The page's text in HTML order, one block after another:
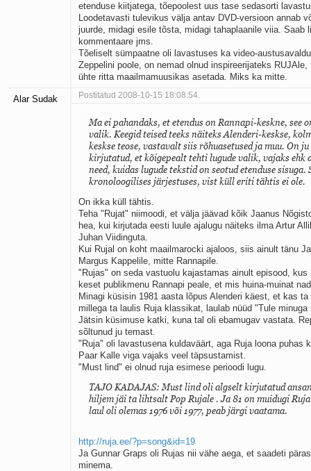
etenduse kiitjatega, tõepoolest uus tase sedasorti
Loodetavasti tulevikus välja antav DVD-versioon annab
juurde, midagi esile tõsta, midagi tahaplaanile viia. Saab
kommentaare jms.
Tõeliselt sümpaatne oli lavastuses ka video-
Zeppelini poole, on nemad olnud inspireerijateks RUJAle,
ühte ritta maailmamuusikas asetada. Miks ka mitte.
Alar Sudak Postitatud 2008-10-15 18:08:54.
Ma ei pahandaks, et etendus on Rannapi-keskne, see
valik. Keegid teised teeks näiteks Alenderi-keskse,
keskse teose, vastavalt siis rõhuasetused ja muu. On
kirjutatud, et kõigepealt tehti lugude valik, vajaks ehk
need, kuidas lugude tekstid on seotud etenduse sisuga.
kronoloogilises järjestuses, vist küll eriti tähtis ei ole.
On ikka küll tähtis.
Teha "Rujat" niimoodi, et välja jäävad kõik Jaanus
hea, kui kirjutada eesti luule ajalugu näiteks ilma Artur
Juhan Viidinguta.
Kui Rujal on koht maailmarocki ajaloos, siis ainult tänu
Margus Kappelile, mitte Rannapile.
"Rujas" on seda vastuolu kajastamas ainult episood, kus
keset publikmenu Rannapi peale, et mis huina-muinat
Minagi küsisin 1981 aasta lõpus Alenderi käest, et kas
millega ta laulis Ruja klassikat, laulab nüüd "Tule minuga
Jätsin küsimuse katki, kuna tal oli ebamugav vastata.
sõltunud ju temast.
"Ruja" oli lavastusena kuldaväärt, aga Ruja loona puhas
Paar Kalle viga vajaks veel täpsustamist.
"Must lind" ei olnud ruja esimese perioodi lugu.
TAJO KADAJAS: Must lind oli algselt kirjutatud
hiljem jäi ta lihtsalt Pop Rujale . Ja 81 on muidugi
laul oli olemas 1976 või 1977, peab järgi vaatama.
http://ruja.ee/?p=song&id=19
Ja Gunnar Graps oli Rujas nii vähe aega, et saadeti
minema.